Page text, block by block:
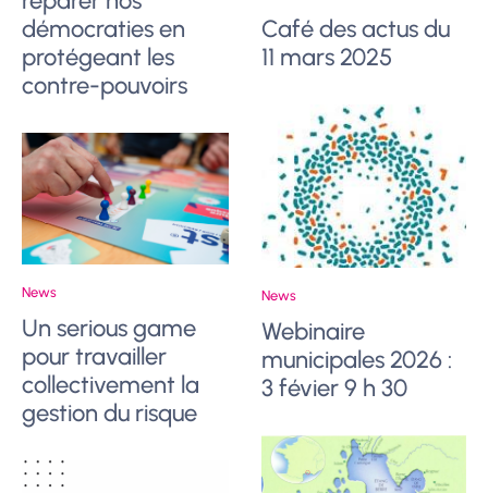
démocraties en
protégeant les
contre-pouvoirs
News
Un serious game
pour travailler
collectivement la
gestion du risque
Café des actus du
11 mars 2025
News
Webinaire
municipales 2026 :
3 févier 9 h 30